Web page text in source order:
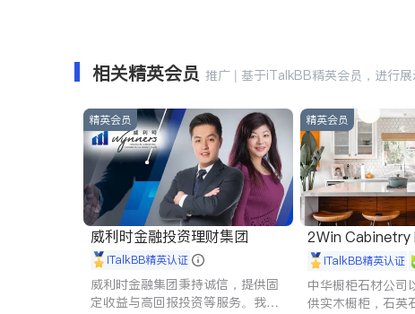
相关精英会员 推广 | 基于iTalkBB精英会员，进行展
精英会员
威利时金融投资理财集团
iTalkBB精英认证
威利时金融集团秉持诚信，提供固
定收益与高回报投资等服务。我们
精英会员
2Win Cabinetry
iTalkBB精英认证
中华橱柜石材公司
供实木橱柜，石英